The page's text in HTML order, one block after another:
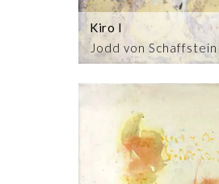
Jodd von Schaffstein
Kiro I